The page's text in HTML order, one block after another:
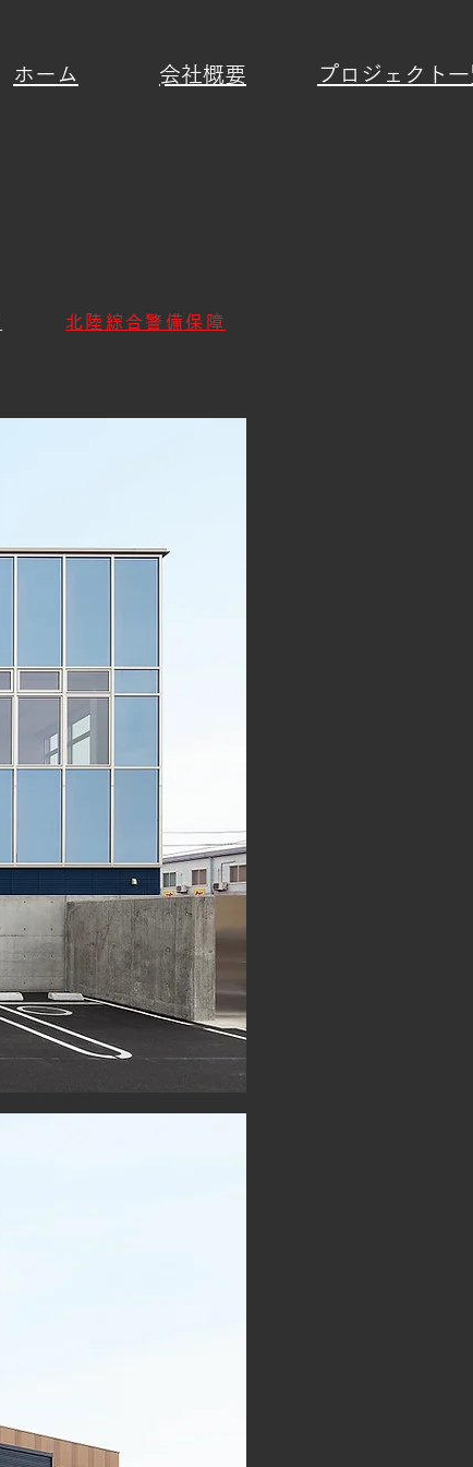
ホーム ​会社概要 プロジェクト
北陸綜合警備保障